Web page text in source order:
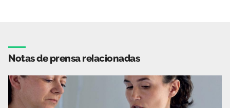
Notas de prensa relacionadas